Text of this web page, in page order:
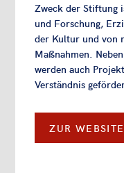
Zweck der Stiftung
und Forschung,
der Kultur und von
Maßnahmen.
werden auch
Verständnis
ZUR WEBSITE